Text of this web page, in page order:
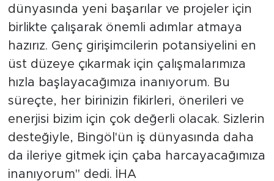
dünyasında yeni başarılar ve projeler için
birlikte çalışarak önemli adımlar atmaya
hazırız. Genç girişimcilerin potansiyelini en
üst düzeye çıkarmak için çalışmalarımıza
hızla başlayacağımıza inanıyorum. Bu
süreçte, her birinizin fikirleri, önerileri ve
enerjisi bizim için çok değerli olacak. Sizlerin
desteğiyle, Bingöl'ün iş dünyasında daha
da ileriye gitmek için çaba harcayacağımıza
inanıyorum" dedi. İHA